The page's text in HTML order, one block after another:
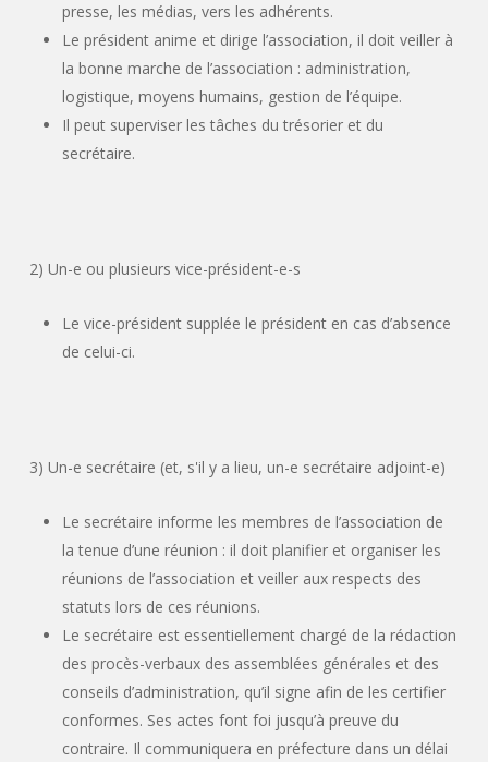
presse, les médias, vers les adhérents.
Le président anime et dirige l’association, il doit veiller à
la bonne marche de l’association : administration,
logistique, moyens humains, gestion de l’équipe.
Il peut superviser les tâches du trésorier et du
secrétaire.
2) Un-e ou plusieurs vice-président-e-s
Le vice-président supplée le président en cas d’absence
de celui-ci.
3) Un-e secrétaire (et, s'il y a lieu, un-e secrétaire adjoint-e)
Le secrétaire informe les membres de l’association de
la tenue d’une réunion : il doit planifier et organiser les
réunions de l’association et veiller aux respects des
statuts lors de ces réunions.
Le secrétaire est essentiellement chargé de la rédaction
des procès-verbaux des assemblées générales et des
conseils d’administration, qu’il signe afin de les certifier
conformes. Ses actes font foi jusqu’à preuve du
contraire. Il communiquera en préfecture dans un délai